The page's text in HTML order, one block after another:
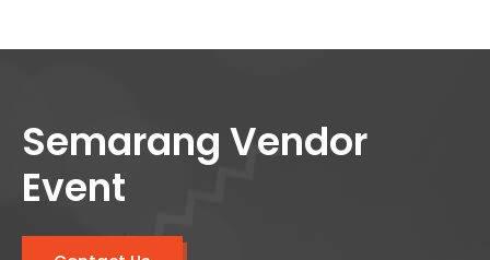
Semarang Vendor
Event